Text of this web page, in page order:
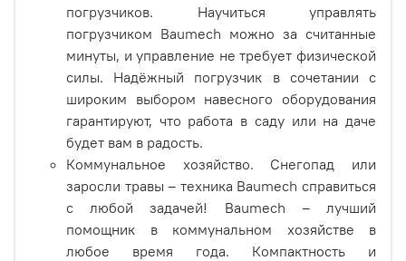
погрузчиков. Научиться управлять
погрузчиком Baumech можно за считанные
минуты, и управление не требует физической
силы. Надёжный погрузчик в сочетании с
широким выбором навесного оборудования
гарантируют, что работа в саду или на даче
будет вам в радость.
Коммунальное хозяйство. Снегопад или
заросли травы – техника Baumech справиться
с любой задачей! Baumech – лучший
помощник в коммунальном хозяйстве в
любое время года. Компактность и